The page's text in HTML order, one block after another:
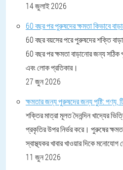
14 জুলাই 2026
60 বছর পর পুরুষদের ক্ষমতা কিভাবে
60 বছর বয়সের পরে পুরুষদের শক্তি
60 বছর পর ক্ষমতা বাড়ানোর জন্য সঠিক
এবং লোক প্রতিকার।
27 জুন 2026
ক্ষমতার জন্য পুরুষদের জন্য পুষ্টি: পণ্য,
শক্তির মাত্রা মূলত দৈনন্দিন খাদ্যের
প্রকৃতির উপর নির্ভর করে। পুরুষের
স্বাস্থ্যকর খাবার খাওয়ার দিকে মনোযোগ
11 জুন 2026